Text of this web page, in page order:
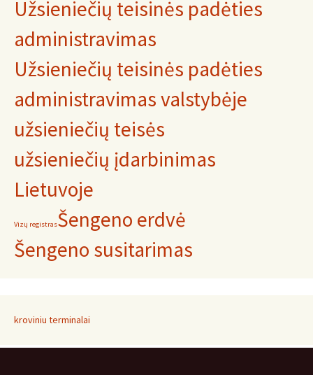
Užsieniečių teisinės padėties
administravimas
Užsieniečių teisinės padėties
administravimas valstybėje
užsieniečių teisės
užsieniečių įdarbinimas
Lietuvoje
Vizų registrasŠengeno erdvė
Šengeno susitarimas
kroviniu terminalai